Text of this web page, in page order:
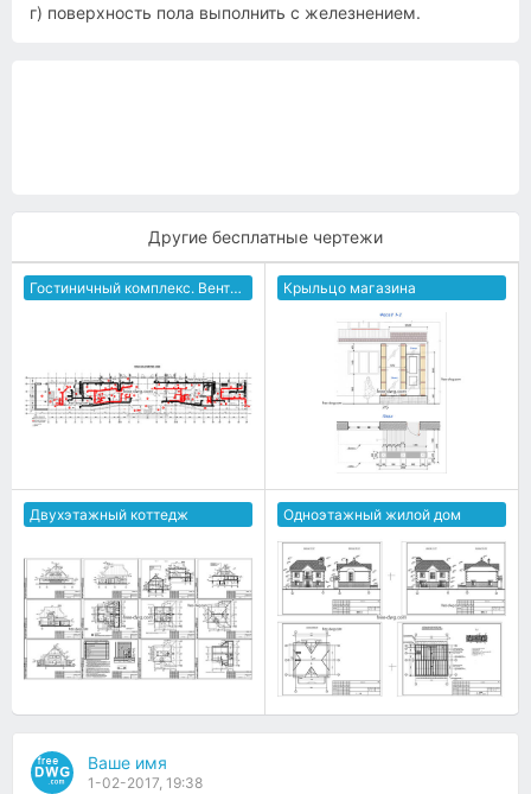
г) поверхность пола выполнить с железнением.
Другие бесплатные чертежи
Гостиничный комплекс. Вентиляция и кондиционирование Крыльцо магазина
Двухэтажный коттедж Одноэтажный жилой дом
Ваше имя
1-02-2017, 19:38